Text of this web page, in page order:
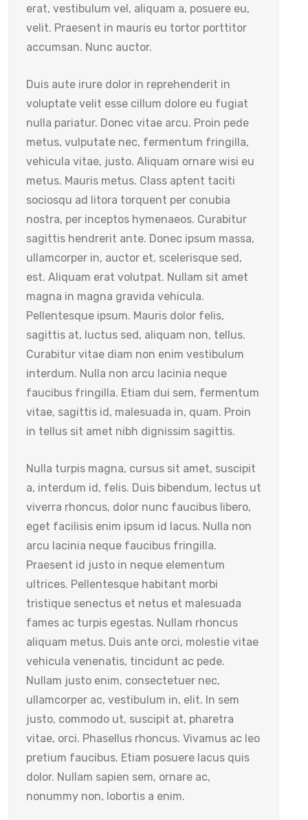
erat, vestibulum vel, aliquam a, posuere eu,
velit. Praesent in mauris eu tortor porttitor
accumsan. Nunc auctor.
Duis aute irure dolor in reprehenderit in
voluptate velit esse cillum dolore eu fugiat
nulla pariatur. Donec vitae arcu. Proin pede
metus, vulputate nec, fermentum fringilla,
vehicula vitae, justo. Aliquam ornare wisi eu
metus. Mauris metus. Class aptent taciti
sociosqu ad litora torquent per conubia
nostra, per inceptos hymenaeos. Curabitur
sagittis hendrerit ante. Donec ipsum massa,
ullamcorper in, auctor et, scelerisque sed,
est. Aliquam erat volutpat. Nullam sit amet
magna in magna gravida vehicula.
Pellentesque ipsum. Mauris dolor felis,
sagittis at, luctus sed, aliquam non, tellus.
Curabitur vitae diam non enim vestibulum
interdum. Nulla non arcu lacinia neque
faucibus fringilla. Etiam dui sem, fermentum
vitae, sagittis id, malesuada in, quam. Proin
in tellus sit amet nibh dignissim sagittis.
Nulla turpis magna, cursus sit amet, suscipit
a, interdum id, felis. Duis bibendum, lectus ut
viverra rhoncus, dolor nunc faucibus libero,
eget facilisis enim ipsum id lacus. Nulla non
arcu lacinia neque faucibus fringilla.
Praesent id justo in neque elementum
ultrices. Pellentesque habitant morbi
tristique senectus et netus et malesuada
fames ac turpis egestas. Nullam rhoncus
aliquam metus. Duis ante orci, molestie vitae
vehicula venenatis, tincidunt ac pede.
Nullam justo enim, consectetuer nec,
ullamcorper ac, vestibulum in, elit. In sem
justo, commodo ut, suscipit at, pharetra
vitae, orci. Phasellus rhoncus. Vivamus ac leo
pretium faucibus. Etiam posuere lacus quis
dolor. Nullam sapien sem, ornare ac,
nonummy non, lobortis a enim.